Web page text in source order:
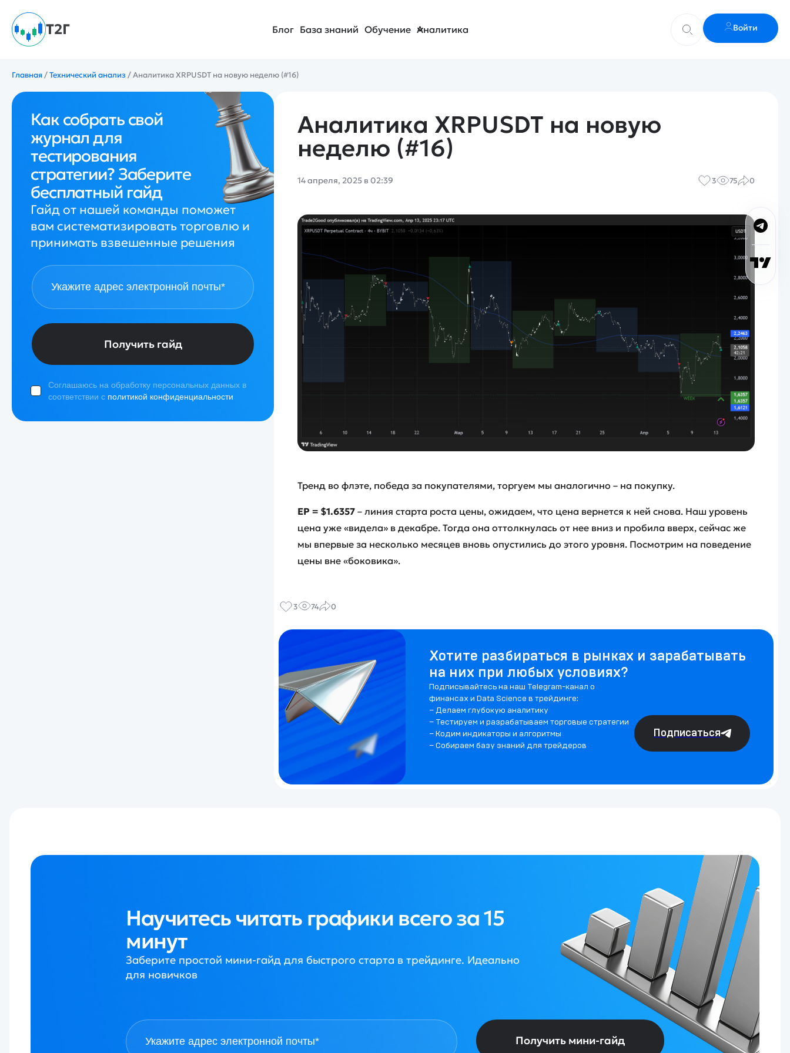
Т2Г Блог База знаний Обучение Аналитика Войти
Главная/Технический анализ /Аналитика XRPUSDT на новую неделю (#16)
Как собрать свой
журнал для
тестирования
стратегии? Заберите
бесплатный гайд
Гайд от нашей команды поможет
вам систематизировать торговлю и
принимать взвешенные решения
Получить гайд
Соглашаюсь на обработку персональных данных в
соответствии с политикой конфиденциальности
Аналитика XRPUSDT на новую
неделю (#16)
14 апреля, 2025 в 02:39 3 75 0
Тренд во флэте, победа за покупателями, торгуем мы аналогично – на покупку.
EP = $1.6357 – линия старта роста цены, ожидаем, что цена вернется к ней снова. Наш уровень
цена уже «видела» в декабре. Тогда она оттолкнулась от нее вниз и пробила вверх, сейчас же
мы впервые за несколько месяцев вновь опустились до этого уровня. Посмотрим на поведение
цены вне «боковика».
3 74 0
Хотите разбираться в рынках и зарабатывать
на них при любых условиях?
Подписывайтесь на наш Telegram-канал о
финансах и Data Science в трейдинге:
– Делаем глубокую аналитику
– Тестируем и разрабатываем торговые стратегии
– Кодим индикаторы и алгоритмы
– Собираем базу знаний для трейдеров
Подписаться
Научитесь читать графики всего за 15
минут
Заберите простой мини-гайд для быстрого старта в трейдинге. Идеально
для новичков
Получить мини-гайд